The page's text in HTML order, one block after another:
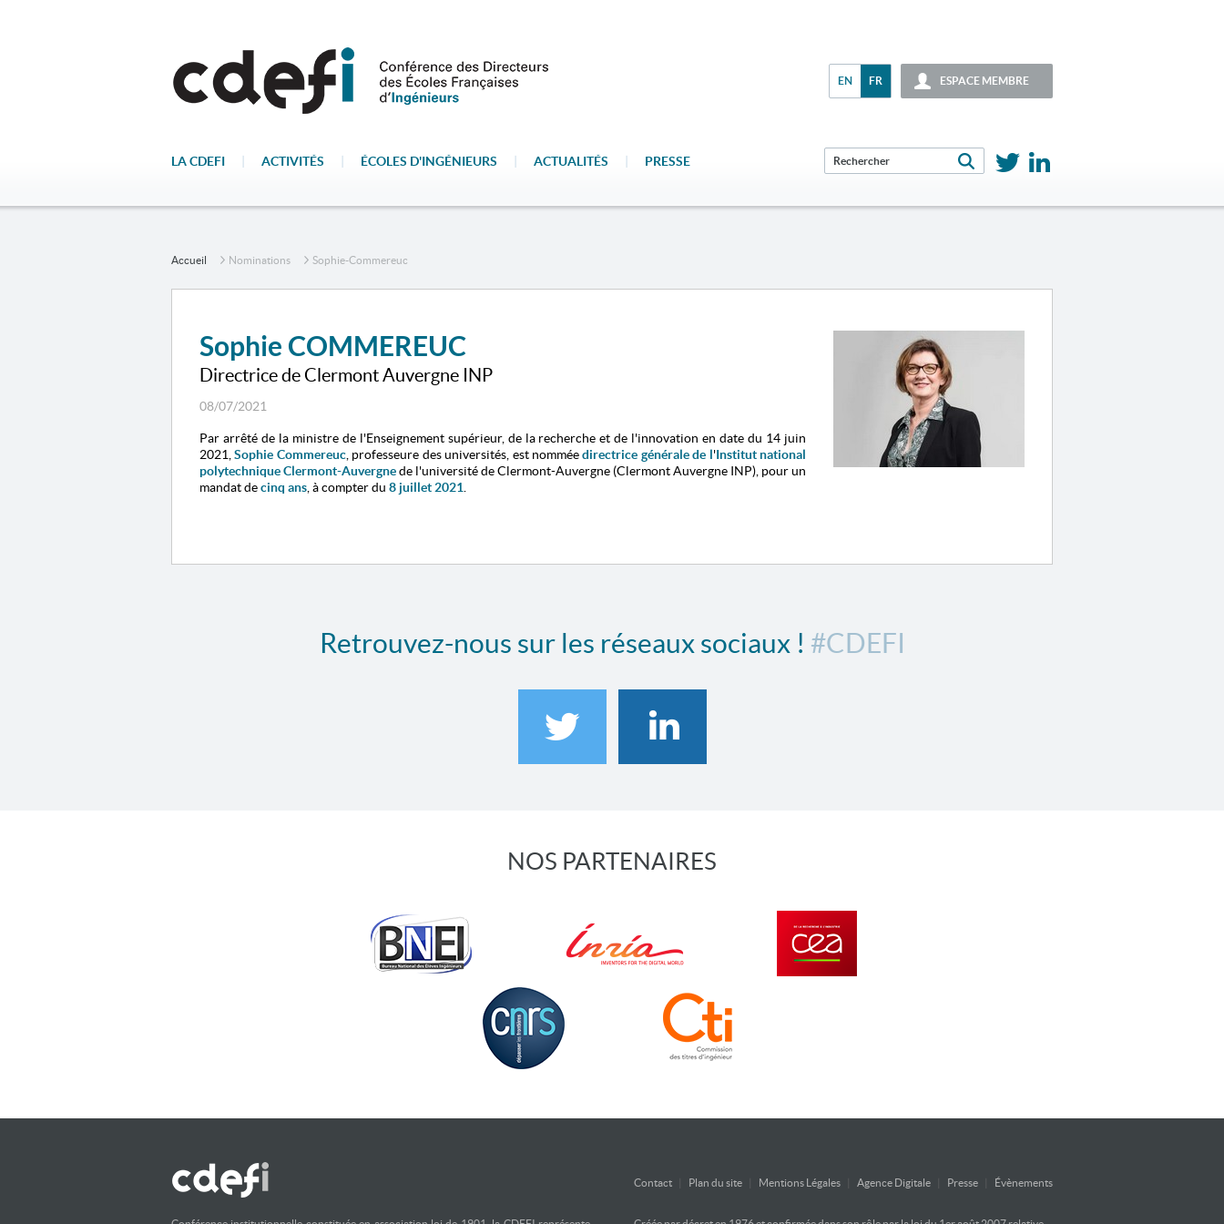
ESPACE MEMBRE
EN FR
LA CDEFI ACTIVITÉS ÉCOLES D'INGÉNIEURS ACTUALITÉS PRESSE
Accueil Nominations Sophie-Commereuc
Sophie COMMEREUC
Directrice de Clermont Auvergne INP
08/07/2021
Par arrêté de la ministre de l'Enseignement supérieur, de la recherche et de l'innovation en date du 14 juin
2021,Sophie Commereuc, professeure des universités, est nomméedirectrice générale de l'Institut national
polytechnique Clermont-Auvergnede l'université de Clermont-Auvergne (Clermont Auvergne INP), pour un
mandat decinq ans , à compter du 8 juillet 2021
Retrouvez-nous sur les réseaux sociaux ! #CDEFI
NOS PARTENAIRES
Contact Plan du site Mentions Légales Agence Digitale Presse Évènements